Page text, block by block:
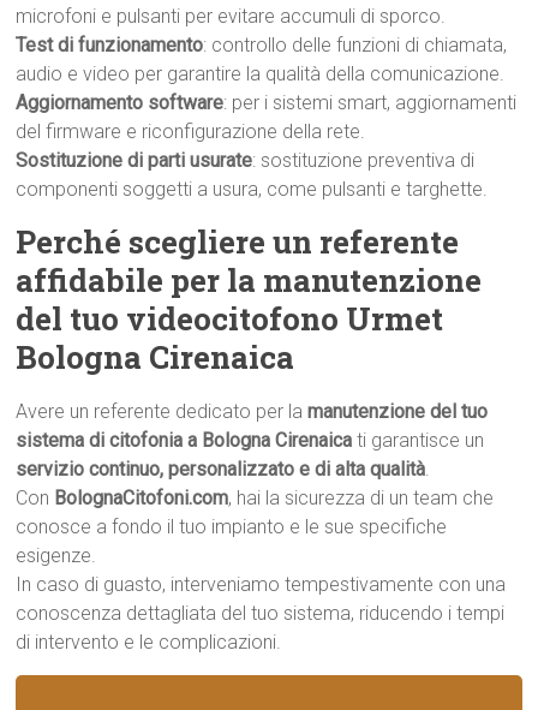
microfoni e pulsanti per evitare accumuli di sporco.
Test di funzionamento: controllo delle funzioni di chiamata,
audio e video per garantire la qualità della comunicazione.
Aggiornamento software: per i sistemi smart, aggiornamenti
del firmware e riconfigurazione della rete.
Sostituzione di parti usurate: sostituzione preventiva di
componenti soggetti a usura, come pulsanti e targhette.
Perché scegliere un referente
affidabile per la manutenzione
del tuo videocitofono Urmet
Bologna Cirenaica
Avere un referente dedicato per lamanutenzione del tuo
sistema di citofonia a Bologna Cirenaica ti garantisce un
servizio continuo, personalizzato e di alta qualità.
Con BolognaCitofoni.com, hai la sicurezza di un team che
conosce a fondo il tuo impianto e le sue specifiche
esigenze.
In caso di guasto, interveniamo tempestivamente con una
conoscenza dettagliata del tuo sistema, riducendo i tempi
di intervento e le complicazioni.